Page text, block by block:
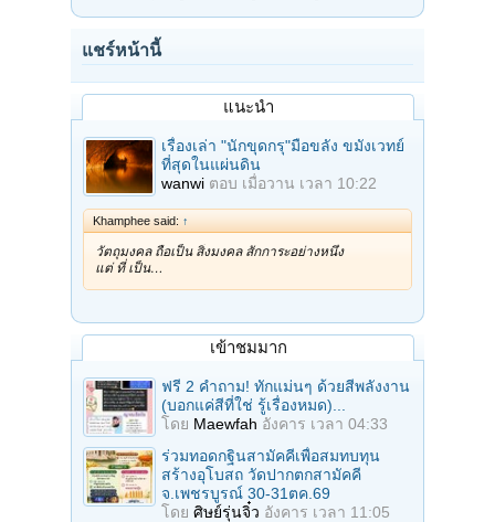
แชร์หน้านี้
แนะนำ
เรื่องเล่า "นักขุดกรุ"มือขลัง ขมังเวทย์
ที่สุดในแผ่นดิน
wanwi ตอบ เมื่อวาน เวลา 10:22
Khamphee said: ↑
วัตถุมงคล ถือเป็น สิ่งมงคล สักการะอย่างหนึ่ง
แต่ ที่ เป็น…
เข้าชมมาก
ฟรี 2 คำถาม! ทักแม่นๆ ด้วยสีพลังงาน
(บอกแค่สีที่ใช่ รู้เรื่องหมด)...
โดย Maewfah อังคาร เวลา 04:33
ร่วมทอดกฐินสามัคคีเพื่อสมทบทุน
สร้างอุโบสถ วัดปากตกสามัคคี
จ.เพชรบูรณ์ 30-31ตค.69
โดย ศิษย์รุ่นจิ๋ว อังคาร เวลา 11:05